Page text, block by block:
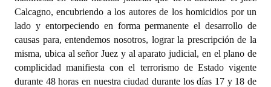
Calcagno, encubriendo a los autores de los homicidios por un
lado y entorpeciendo en forma permanente el desarrollo de
causas para, entendemos nosotros, lograr la prescripción de la
misma, ubica al señor Juez y al aparato judicial, en el plano de
complicidad manifiesta con el terrorismo de Estado vigente
durante 48 horas en nuestra ciudad durante los días 17 y 18 de